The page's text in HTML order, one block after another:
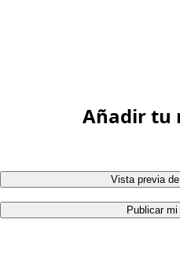
Añadir tu
Vista previa
Publicar